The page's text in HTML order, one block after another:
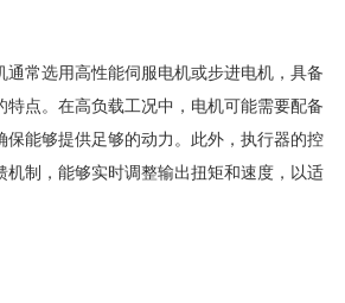
通常选用高性能伺服电机或步进电机，具备
特点。在高负载工况中，电机可能需要配备
保能够提供足够的动力。此外，执行器的控
机制，能够实时调整输出扭矩和速度，以适